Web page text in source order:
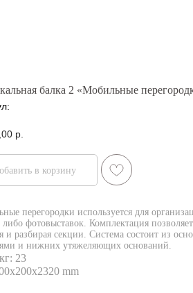
балка 2 «Мобильные
р.
в корзину
перегородки используется для
либо фотовыставок. Комплектация
и разбирая секции. Система состоит из
и нижних утяжеляющих оснований.
23
mm